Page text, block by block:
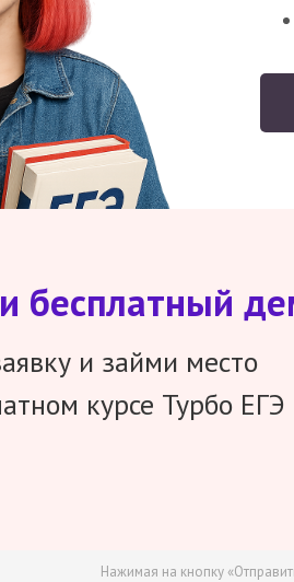
бесплатный
и займи место
курсе Турбо ЕГЭ
Нажимая на кнопку